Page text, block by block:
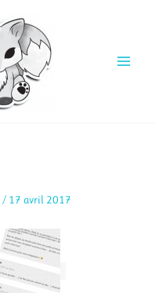
/ 17 avril 2017